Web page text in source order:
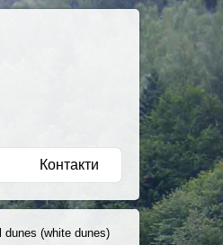
Контакти
dunes (white dunes)